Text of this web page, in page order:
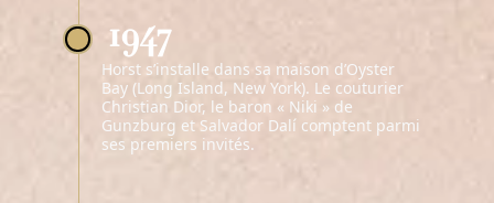
1947
Horst s’installe dans sa maison d’Oyster
Bay (Long Island, New York). Le couturier
Christian Dior, le baron « Niki » de
Gunzburg et Salvador Dalí comptent parmi
ses premiers invités.